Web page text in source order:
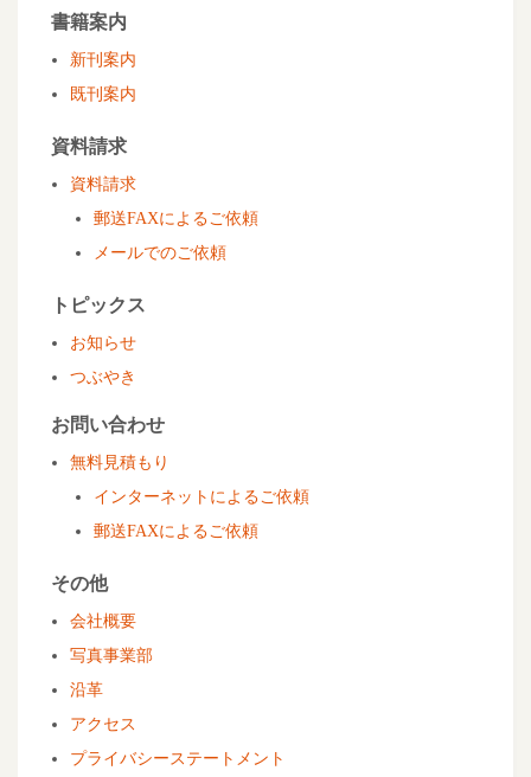
書籍案内
新刊案内
既刊案内
資料請求
資料請求
郵送FAXによるご依頼
メールでのご依頼
トピックス
お知らせ
つぶやき
お問い合わせ
無料見積もり
インターネットによるご依頼
郵送FAXによるご依頼
その他
会社概要
写真事業部
沿革
アクセス
プライバシーステートメント